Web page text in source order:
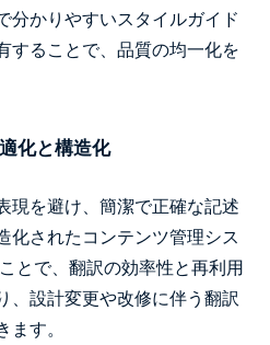
分かりやすいスタイルガイド
することで、品質の均一化を
化と構造化
現を避け、簡潔で正確な記述
化されたコンテンツ管理シス
とで、翻訳の効率性と再利用
、設計変更や改修に伴う翻訳
ます。